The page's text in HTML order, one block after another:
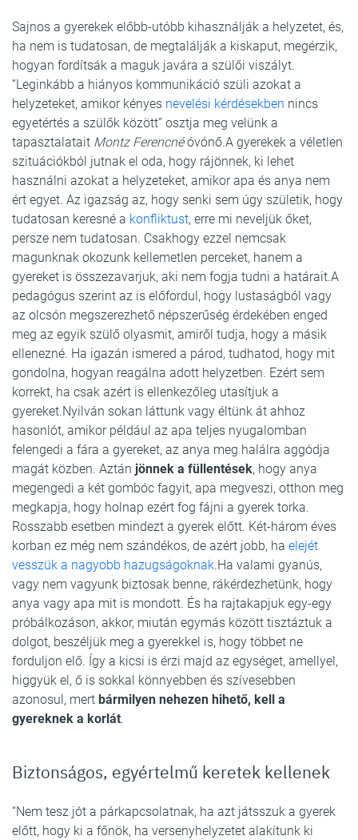
Sajnos a gyerekek előbb-utóbb kihasználják a helyzetet, és,
ha nem is tudatosan, de megtalálják a kiskaput, megérzik,
hogyan fordítsák a maguk javára a szülői viszályt.
“Leginkább a hiányos kommunikáció szüli azokat a
helyzeteket, amikor kényes nevelési kérdésekben nincs
egyetértés a szülők között” osztja meg velünk a
tapasztalatait Montz Ferencnéóvónő.A gyerekek a véletlen
szituációkból jutnak el oda, hogy rájönnek, ki lehet
használni azokat a helyzeteket, amikor apa és anya nem
ért egyet. Az igazság az, hogy senki sem úgy születik, hogy
tudatosan keresné a konfliktust, erre mi neveljük őket,
persze nem tudatosan. Csakhogy ezzel nemcsak
magunknak okozunk kellemetlen perceket, hanem a
gyereket is összezavarjuk, aki nem fogja tudni a határait.A
pedagógus szerint az is előfordul, hogy lustaságból vagy
az olcsón megszerezhető népszerűség érdekében enged
meg az egyik szülő olyasmit, amiről tudja, hogy a másik
ellenezné. Ha igazán ismered a párod, tudhatod, hogy mit
gondolna, hogyan reagálna adott helyzetben. Ezért sem
korrekt, ha csak azért is ellenkezőleg utasítjuk a
gyereket.Nyilván sokan láttunk vagy éltünk át ahhoz
hasonlót, amikor például az apa teljes nyugalomban
felengedi a fára a gyereket, az anya meg halálra aggódja
magát közben. Aztán jönnek a füllentések, hogy anya
megengedi a két gombóc fagyit, apa megveszi, otthon meg
megkapja, hogy holnap ezért fog fájni a gyerek torka.
Rosszabb esetben mindezt a gyerek előtt. Két-három éves
korban ez még nem szándékos, de azért jobb, ha elejét
vesszük a nagyobb hazugságoknak.Ha valami gyanús,
vagy nem vagyunk biztosak benne, rákérdezhetünk, hogy
anya vagy apa mit is mondott. És ha rajtakapjuk egy-egy
próbálkozáson, akkor, miután egymás között tisztáztuk a
dolgot, beszéljük meg a gyerekkel is, hogy többet ne
forduljon elő. Így a kicsi is érzi majd az egységet, amellyel,
higgyük el, ő is sokkal könnyebben és szívesebben
azonosul, mert bármilyen nehezen hihető, kell a
gyereknek a korlát.
Biztonságos, egyértelmű keretek kellenek
“Nem tesz jót a párkapcsolatnak, ha azt játsszuk a gyerek
előtt, hogy ki a főnök, ha versenyhelyzetet alakítunk ki